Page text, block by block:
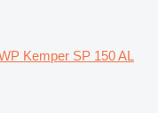
Kemper SP 150 AL